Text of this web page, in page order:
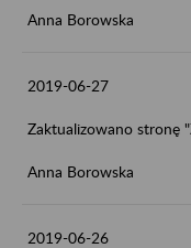
Anna Borowska
2019-06-27
Zaktualizowano stronę
Anna Borowska
2019-06-26